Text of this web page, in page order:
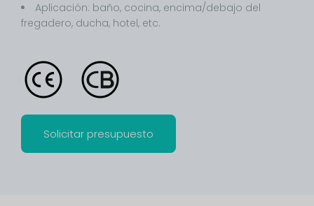
Aplicación: baño, cocina, encima/debajo del
fregadero, ducha, hotel, etc.
Solicitar presupuesto